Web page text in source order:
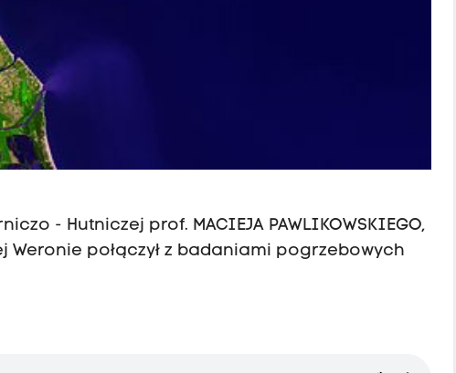
- Hutniczej prof. MACIEJA PAWLIKOWSKIEGO,
Weronie połączył z badaniami pogrzebowych